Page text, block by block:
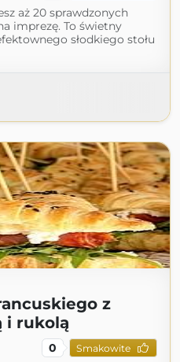
aż 20 sprawdzonych
imprezę. To świetny
słodkiego stołu
z
i rukolą
0 Smakowite